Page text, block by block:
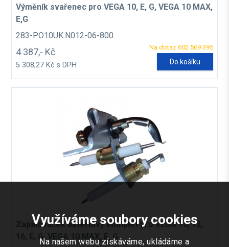
Výměník svařenec pro VEGA 10, E, G, VEGA 10 MAX,
E,G
283-PO10UK.N012-06-800
Na dotaz 602 569 395
4 387,- Kč
5 308,27 Kč s DPH Do košíku
Zapalováček bateriový komplet pro VEGA 10, 13,
16, E, G, VEGA 10 MAX, E, G
Využíváme soubory cookies
Na našem webu získáváme, ukládáme a